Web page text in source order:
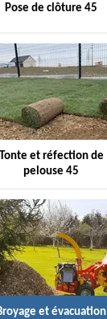
Pose de clôture 45
Tonte et réfection de
pelouse 45
et évacuation